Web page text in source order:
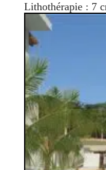
Lithothérapie : 7